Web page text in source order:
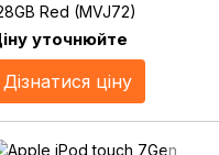
Red (MVJ72)
уточнюйте
Дізнатися ціну